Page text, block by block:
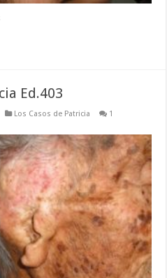
Ed.403
Los Casos de Patricia
1